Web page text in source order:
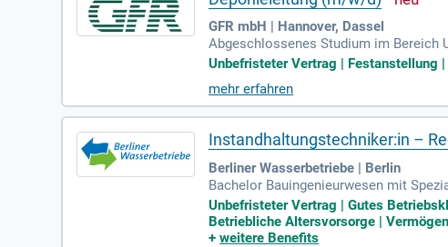
GFR mbH | Hannover, Dassel
Abgeschlossenes Studium im Bereich
ng im Bereich Abfall und/oder
Unbefristeter Vertrag | Festanstellung
mehr erfahren
Instandhaltungstechniker:in –
Berliner Wasserbetriebe | Berlin
Bachelor Bauingenieurwesen mit
undierten Kenntnissen in
Unbefristeter Vertrag | Gutes
Betriebliche Altersvorsorge |
+weitere Benefits